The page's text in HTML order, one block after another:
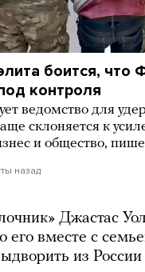
боится, что
контроля
ведомство для
склоняется к
и общество,
назад
Джастас
его вместе с
из России